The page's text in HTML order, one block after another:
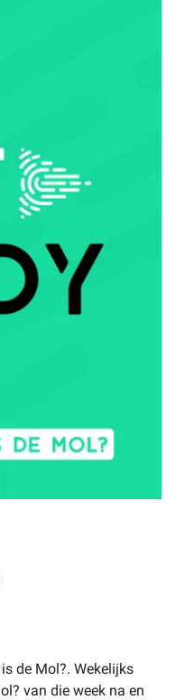
de Mol?. Wekelijks
van die week na en